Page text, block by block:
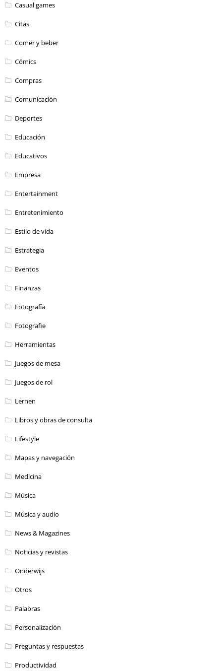
Casual games
Citas
Comer y beber
Cómics
Compras
Comunicación
Deportes
Educación
Educativos
Empresa
Entertainment
Entretenimiento
Estilo de vida
Estrategia
Eventos
Finanzas
Fotografía
Fotografie
Herramientas
Juegos de mesa
Juegos de rol
Lernen
Libros y obras de consulta
Lifestyle
Mapas y navegación
Medicina
Música
Música y audio
News & Magazines
Noticias y revistas
Onderwijs
Otros
Palabras
Personalización
Preguntas y respuestas
Productividad